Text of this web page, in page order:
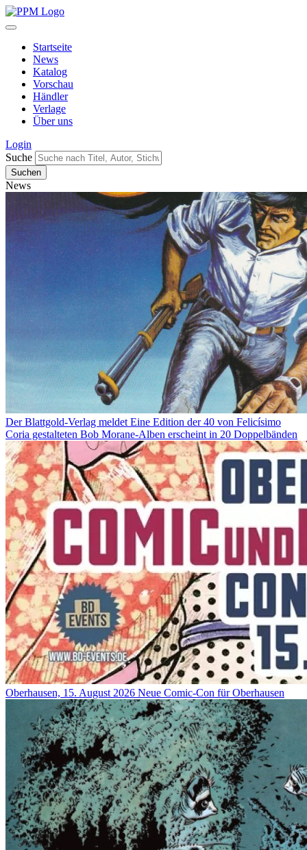
Startseite
News
Katalog
Vorschau
Händler
Verlage
Über uns
Login
Suche
News
Der Blattgold-Verlag meldet Eine Edition der 40 von Felicísimo
Coria gestalteten Bob Morane-Alben erscheint in 20 Doppelbänden
Oberhausen, 15. August 2026 Neue Comic-Con für Oberhausen